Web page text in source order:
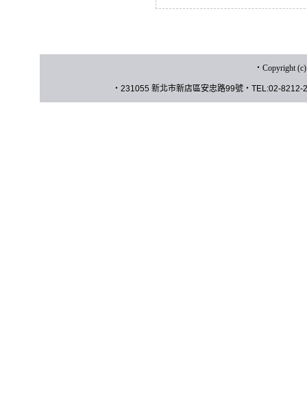
‧ Copyright
‧ 231055 新北市新店區安忠路99號‧ TEL:02-8212-